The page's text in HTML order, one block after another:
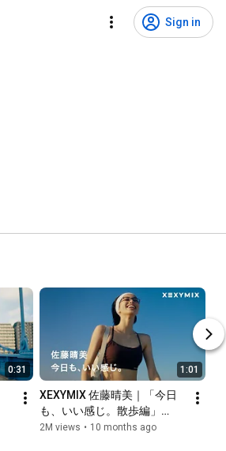
Sign in
0:31 1:01
XEXYMIX 佐藤晴美｜「今日
も、いい感じ。散歩編」
(60sec ver.)
2M views • 10 months ago